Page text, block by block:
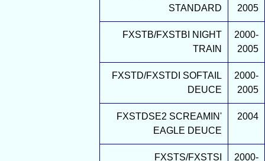
STANDARD
2005
FXSTB/FXSTBI NIGHT
TRAIN
2000-
2005
FXSTD/FXSTDI SOFTAIL
DEUCE
2000-
2005
FXSTDSE2 SCREAMIN'
EAGLE DEUCE
2004
FXSTS/FXSTSI 2000-